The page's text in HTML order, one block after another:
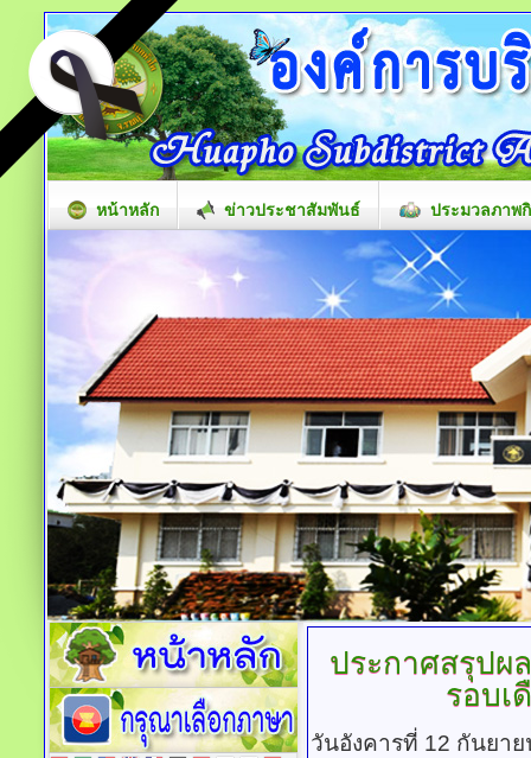
หน้าหลัก ข่าวประชาสัมพันธ์ ประมวลภาพ
ประกาศสรุปผ
รอบเ
วันอังคารที่ 12 กันยา